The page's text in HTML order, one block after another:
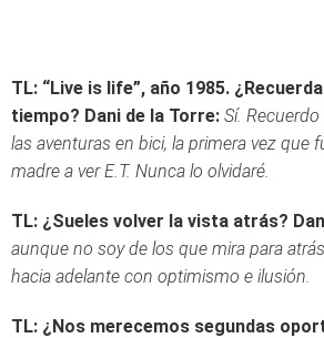
TL: “Live is life”, año 1985.
tiempo? Dani de la Torre: Sí.
las aventuras en bici, la primera vez que
madre a ver E.T. Nunca lo olvidaré.
TL: ¿Sueles volver la vista atrás?
aunque no soy de los que mira para
hacia adelante con optimismo e ilusión.
TL: ¿Nos merecemos segundas